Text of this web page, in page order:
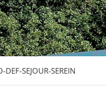
et montagnes, en
de Colmar
DEF-SEJOUR-SEREIN